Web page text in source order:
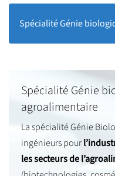
Spécialité Génie
Spécialité Génie
agroalimentaire
La spécialité Génie
ingénieurs pour
les secteurs de